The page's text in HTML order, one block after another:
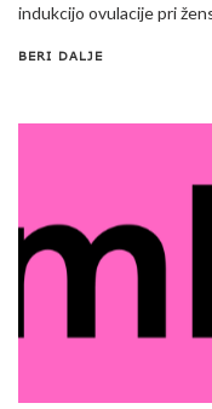
indukcijo ovulacije pri
BERI DALJE